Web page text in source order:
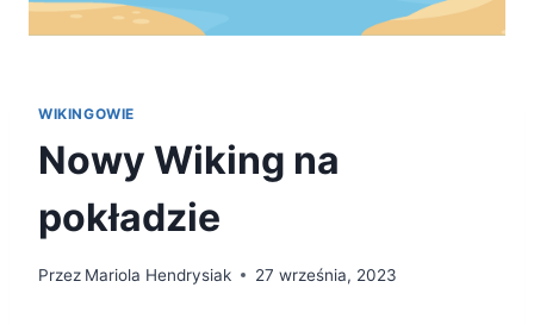
WIKINGOWIE
Nowy Wiking na
pokładzie
Przez Mariola Hendrysiak 27 września, 2023